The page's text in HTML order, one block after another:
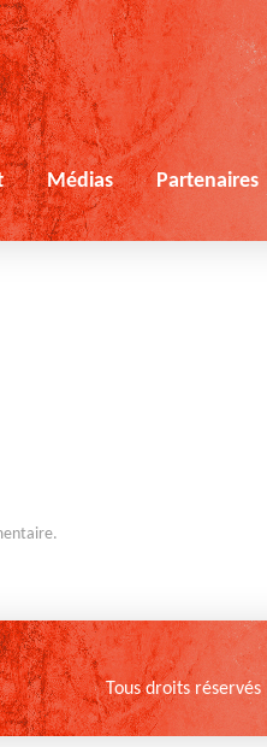
Médias Partenaires
Tous droits réservés |